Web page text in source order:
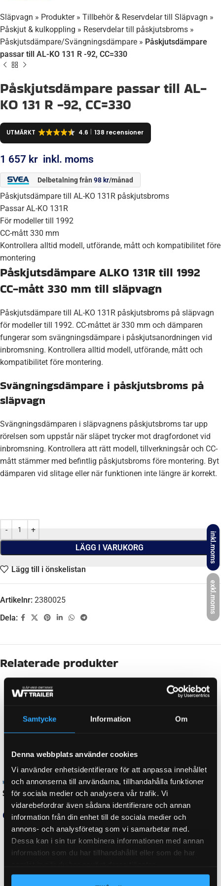
Samtycke Information Om
Denna webbplats använder cookies
Vi använder enhetsidentifierare för att anpassa innehållet
och annonserna till användarna, tillhandahålla funktioner
för sociala medier och analysera vår trafik. Vi
vidarebefordrar även sådana identifierare och annan
information från din enhet till de sociala medier och
annons- och analysföretag som vi samarbetar med.
Dessa kan i sin tur kombinera informationen med annan
information som du har tillhandahållit eller som de har
inkl.moms
exkl.moms
Släpvagn » Produkter» Tillbehör & Reservdelar till Släpvagn »
Påskjut & kulkoppling » Reservdelar till påskjutsbroms »
Påskjutsdämpare/Svängningsdämpare » Påskjutsdämpare
passar till AL-KO 131 R -92, CC=330
Påskjutsdämpare passar till AL-
KO 131 R -92, CC=330
UTMÄRKT 4.6 138 recensioner
1 657 kr inkl. moms
Delbetalning från 98 kr/månad
Påskjutsdämpare till AL-KO 131R påskjutsbroms
Passar AL-KO 131R
För modeller till 1992
CC-mått 330 mm
Kontrollera alltid modell, utförande, mått och kompatibilitet före
montering
Påskjutsdämpare ALKO 131R till 1992
CC-mått 330 mm till släpvagn
Påskjutsdämpare till AL-KO 131R påskjutsbroms på släpvagn
för modeller till 1992. CC-måttet är 330 mm och dämparen
fungerar som svängningsdämpare i påskjutsanordningen vid
inbromsning. Kontrollera alltid modell, utförande, mått och
kompatibilitet före montering.
Svängningsdämpare i påskjutsbroms på
släpvagn
Svängningsdämparen i släpvagnens påskjutsbroms tar upp
rörelsen som uppstår när släpet trycker mot dragfordonet vid
inbromsning. Kontrollera att rätt modell, tillverkningsår och CC-
mått stämmer med befintlig påskjutsbroms före montering. Byt
dämparen vid slitage eller när funktionen inte längre är korrekt.
LÄGG I VARUKORG
Lägg till i önskelistan
Artikelnr: 2380025
Dela:
Beskrivning
FABRIKAT AL-KO
CC-UTDRAGEN
ORGINALNUMMER 241406, 357048, 80527, AD81131A
BROMS-ID
FABRIKAT / PASSAR TILL AL-KO